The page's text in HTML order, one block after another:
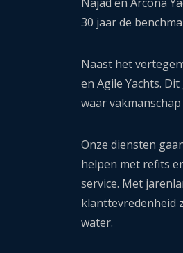
30 jaar de
Naast het
en Agile Yachts.
waar
Onze diensten
helpen met refits
service. Met
klanttevredenheid
water.